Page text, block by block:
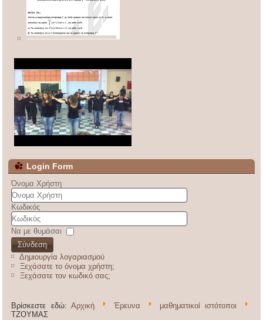
Login Form
Όνομα Χρήστη
Κωδικός
Να με θυμάσαι
Σύνδεση
Δημιουργία λογαριασμού
Ξεχάσατε το όνομα χρήστη;
Ξεχάσατε τον κωδικό σας;
Βρίσκεστε εδώ: Αρχική Έρευνα
μαθηματικοί ιστότοποι
ΤΖΟΥΜΑΣ